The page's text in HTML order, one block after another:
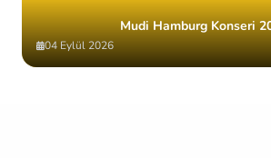
Mudi Hamburg Konseri
04 Eylül 2026